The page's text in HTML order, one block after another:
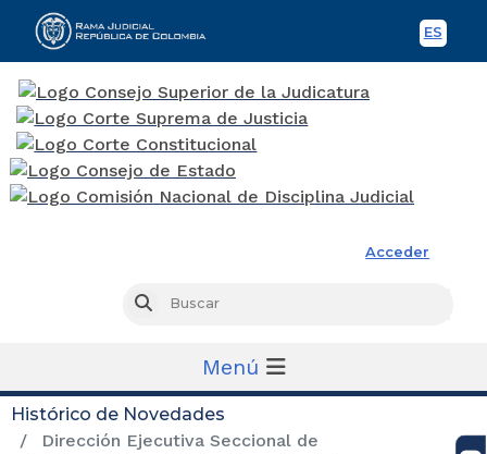
ES
Acceder
Buscar
Menú
Histórico de Novedades
Dirección Ejecutiva Seccional de